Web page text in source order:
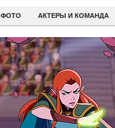
ФОТО АКТЕРЫ И КОМАНДА